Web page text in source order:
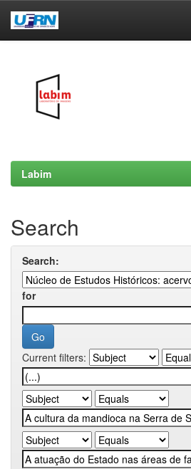
Labim
Search
Search:
for
Current filters: